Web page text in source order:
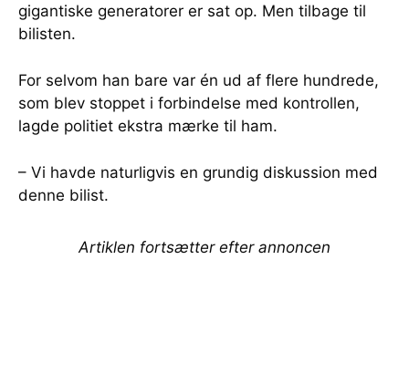
gigantiske generatorer er sat op. Men tilbage til
bilisten.
For selvom han bare var én ud af flere hundrede,
som blev stoppet i forbindelse med kontrollen,
lagde politiet ekstra mærke til ham.
– Vi havde naturligvis en grundig diskussion med
denne bilist.
Artiklen fortsætter efter annoncen